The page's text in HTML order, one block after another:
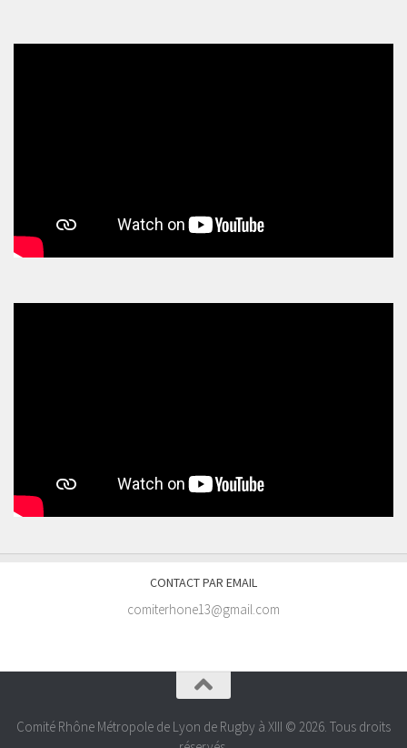
CONTACT PAR EMAIL
comiterhone13@gmail.com
Comité Rhône Métropole de Lyon de Rugby à XIII © 2026. Tous droits